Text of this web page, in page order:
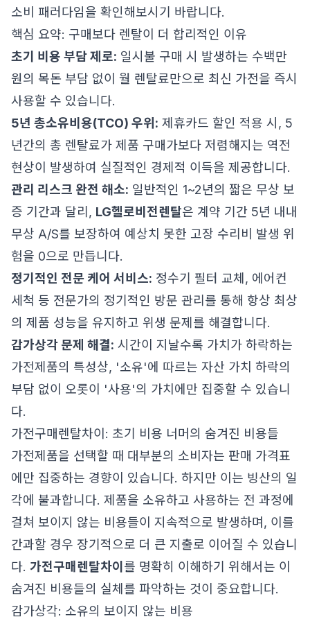
소비 패러다임을 확인해보시기 바랍니다.
핵심 요약: 구매보다 렌탈이 더 합리적인 이유
초기 비용 부담 제로: 일시불 구매 시 발생하는 수백만
원의 목돈 부담 없이 월 렌탈료만으로 최신 가전을 즉시
사용할 수 있습니다.
5년 총소유비용(TCO) 우위: 제휴카드 할인 적용 시, 5
년간의 총 렌탈료가 제품 구매가보다 저렴해지는 역전
현상이 발생하여 실질적인 경제적 이득을 제공합니다.
관리 리스크 완전 해소: 일반적인 1~2년의 짧은 무상 보
증 기간과 달리, LG헬로비전렌탈은 계약 기간 5년 내내
무상 A/S를 보장하여 예상치 못한 고장 수리비 발생 위
험을 0으로 만듭니다.
정기적인 전문 케어 서비스: 정수기 필터 교체, 에어컨
세척 등 전문가의 정기적인 방문 관리를 통해 항상 최상
의 제품 성능을 유지하고 위생 문제를 해결합니다.
감가상각 문제 해결: 시간이 지날수록 가치가 하락하는
가전제품의 특성상, '소유'에 따르는 자산 가치 하락의
부담 없이 오롯이 '사용'의 가치에만 집중할 수 있습니
다.
가전구매렌탈차이: 초기 비용 너머의 숨겨진 비용들
가전제품을 선택할 때 대부분의 소비자는 판매 가격표
에만 집중하는 경향이 있습니다. 하지만 이는 빙산의 일
각에 불과합니다. 제품을 소유하고 사용하는 전 과정에
걸쳐 보이지 않는 비용들이 지속적으로 발생하며, 이를
간과할 경우 장기적으로 더 큰 지출로 이어질 수 있습니
다. 가전구매렌탈차이 를 명확히 이해하기 위해서는 이
숨겨진 비용들의 실체를 파악하는 것이 중요합니다.
감가상각: 소유의 보이지 않는 비용